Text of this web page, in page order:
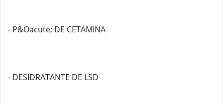
- P&Oacute; DE CETAMINA
- DESIDRATANTE DE LSD